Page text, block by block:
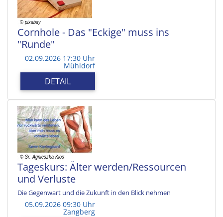
Cornhole - Das "Eckige" muss ins
"Runde"
02.09.2026 17:30 Uhr
Mühldorf
DETAIL
Tageskurs: Älter werden/Ressourcen
und Verluste
Die Gegenwart und die Zukunft in den Blick nehmen
05.09.2026 09:30 Uhr
Zangberg